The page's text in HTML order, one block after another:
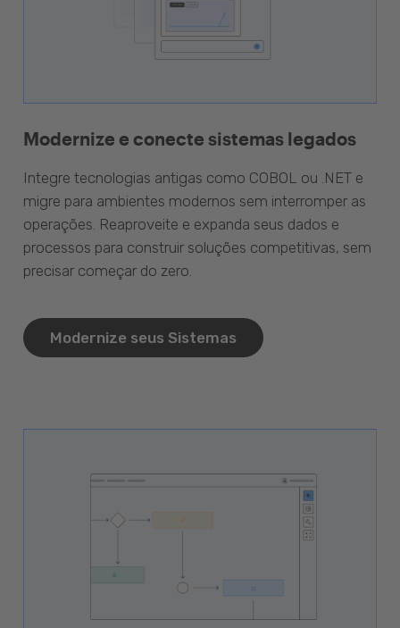
Modernize e conecte sistemas legados
Integre tecnologias antigas como COBOL ou .NET e
migre para ambientes modernos sem interromper as
operações. Reaproveite e expanda seus dados e
processos para construir soluções competitivas, sem
precisar começar do zero.
Modernize seus Sistemas